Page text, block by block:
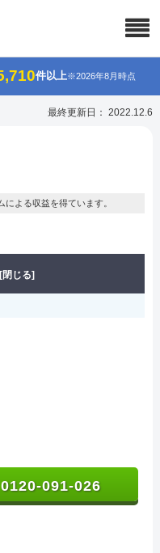
件以上※2026年8月時点
最終更新日： 2022.12.6
よる収益を得ています。
[閉じる]
0120-091-026